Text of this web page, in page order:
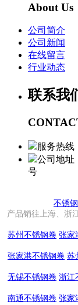
About Us
公司简介
公司新闻
在线留言
行业动态
联系我
服务热线
公司地址
号
不锈
产品销往上海、浙
苏州不锈钢卷 张家
张家港不锈钢卷 苏
无锡不锈钢卷 浙江
南通不锈钢卷 张家